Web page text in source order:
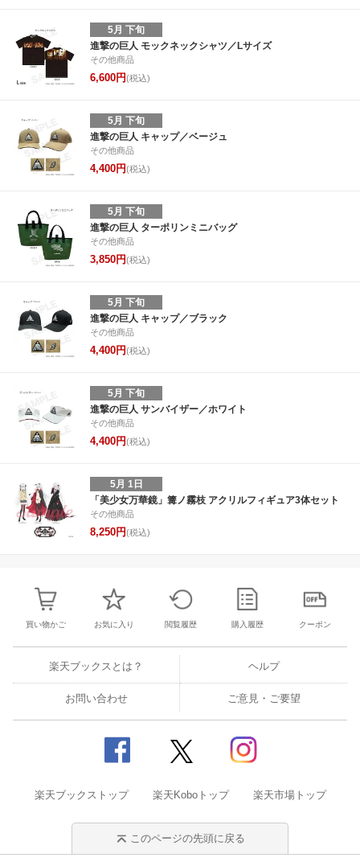
5月 下旬
進撃の巨人 モックネックシャツ／Lサイズ
その他商品
6,600円(税込)
5月 下旬
進撃の巨人 キャップ／ベージュ
その他商品
4,400円(税込)
5月 下旬
進撃の巨人 ターポリンミニバッグ
その他商品
3,850円(税込)
5月 下旬
進撃の巨人 キャップ／ブラック
その他商品
4,400円(税込)
5月 下旬
進撃の巨人 サンバイザー／ホワイト
その他商品
4,400円(税込)
5月 1日
「美少女万華鏡」篝ノ霧枝 アクリルフィギュア3体セット
その他商品
8,250円(税込)
買い物かご お気に入り 閲覧履歴 購入履歴 クーポン
楽天ブックスとは？ ヘルプ
お問い合わせ ご意見・ご要望
楽天ブックストップ 楽天Koboトップ 楽天市場トップ
このページの先頭に戻る